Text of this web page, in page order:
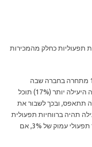
ולכן רווח תפעולי 7%. הוצאות תפעוליות כחלק מהמכירות
אם חברה שבה ההוצאות התפעוליות הן 17% מתחרה בחברה שבה
ההוצאות התפעוליות 20%, זה אומר שהחברה היעילה יותר (17%) תוכל
שלה תתאפס, ובכך לשבור את
תהיה ברווחיות תפעולית
0%, החברה הפחות יעילה תהיה כבר בהפסד תפעולי עמוק של 3%, אם